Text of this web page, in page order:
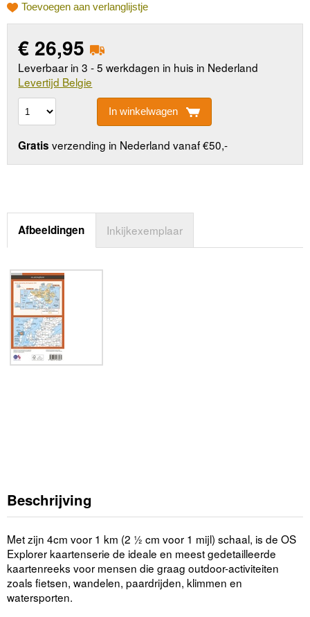
Toevoegen aan verlanglijstje
€ 26,95
Leverbaar in 3 - 5 werkdagen in huis in Nederland
Levertijd Belgie
In winkelwagen
Gratis verzending in Nederland vanaf €50,-
Afbeeldingen Inkijkexemplaar
Beschrijving
Met zijn 4cm voor 1 km (2 ½ cm voor 1 mijl) schaal, is de OS
Explorer kaartenserie de ideale en meest gedetailleerde
kaartenreeks voor mensen die graag outdoor-activiteiten
zoals fietsen, wandelen, paardrijden, klimmen en
watersporten.